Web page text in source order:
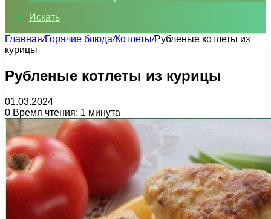
Искать
Главная/Горячие блюда/Котлеты/Рубленые котлеты из
курицы
Рубленые котлеты из курицы
01.03.2024
0 Время чтения: 1 минута